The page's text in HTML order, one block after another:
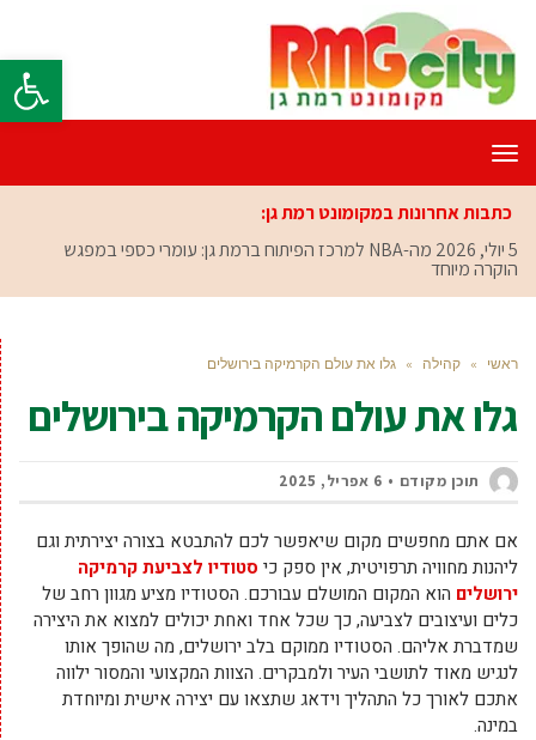
פתח
תפריט
כתבות אחרונות במקומונט רמת גן:
5 יולי, 2026
מה-NBA למרכז הפיתוח ברמת גן: עומרי כספי במפגש
הוקרה מיוחד
ראשי » קהילה » גלו את עולם הקרמיקה בירושלים
גלו את עולם הקרמיקה בירושלים
תוכן מקודם 6 אפריל, 2025
אם אתם מחפשים מקום שיאפשר לכם להתבטא בצורה יצירתית וגם
ליהנות מחוויה תרפויטית, אין ספק כי סטודיו לצביעת קרמיקה
ירושלים הוא המקום המושלם עבורכם. הסטודיו מציע מגוון רחב של
כלים ועיצובים לצביעה, כך שכל אחד ואחת יכולים למצוא את היצירה
שמדברת אליהם. הסטודיו ממוקם בלב ירושלים, מה שהופך אותו
לנגיש מאוד לתושבי העיר ולמבקרים. הצוות המקצועי והמסור ילווה
אתכם לאורך כל התהליך וידאג שתצאו עם יצירה אישית ומיוחדת
במינה.